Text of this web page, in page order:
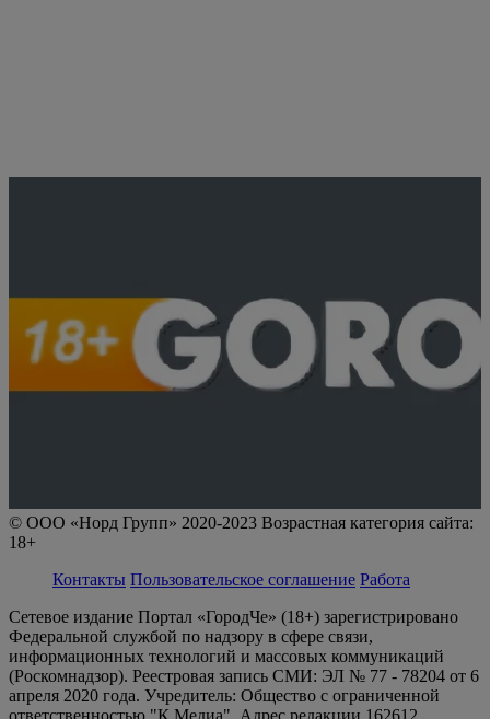
© ООО «Норд Групп» 2020-2023 Возрастная категория сайта:
18+
Контакты Пользовательское соглашение Работа
Сетевое издание Портал «ГородЧе» (18+) зарегистрировано
Федеральной службой по надзору в сфере связи,
информационных технологий и массовых коммуникаций
(Роскомнадзор). Реестровая запись СМИ: ЭЛ № 77 - 78204 от 6
апреля 2020 года. Учредитель: Общество с ограниченной
ответственностью "К Медиа". Адрес редакции 162612,